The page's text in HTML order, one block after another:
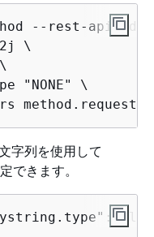
--rest-api-id
\
"NONE" \
字列を使用して
できます。